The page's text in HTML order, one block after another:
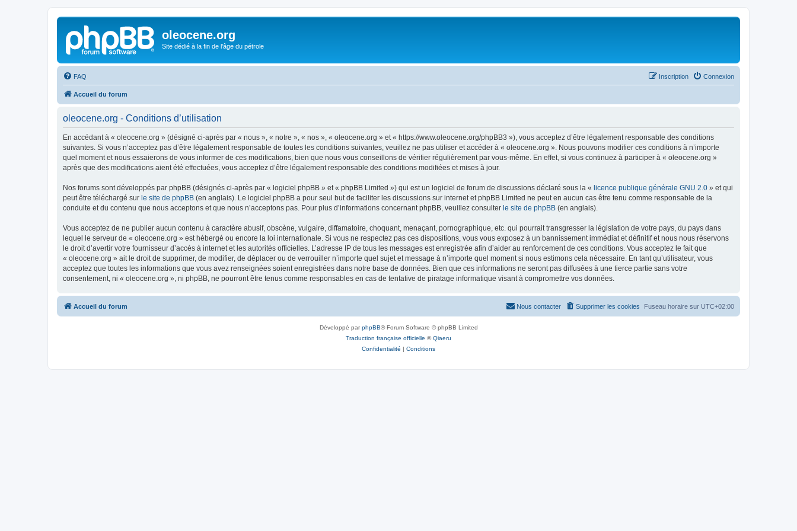
oleocene.org
Site dédié à la fin de l'âge du pétrole
FAQ Connexion
Inscription
Accueil du forum
oleocene.org - Conditions d’utilisation
En accédant à « oleocene.org » (désigné ci-après par « nous », « notre », « nos », « oleocene.org » et « https://www.oleocene.org/phpBB3 »), vous acceptez d’être légalement responsable des conditions
suivantes. Si vous n’acceptez pas d’être légalement responsable de toutes les conditions suivantes, veuillez ne pas utiliser et accéder à « oleocene.org ». Nous pouvons modifier ces conditions à n’importe
quel moment et nous essaierons de vous informer de ces modifications, bien que nous vous conseillons de vérifier régulièrement par vous-même. En effet, si vous continuez à participer à « oleocene.org »
après que des modifications aient été effectuées, vous acceptez d’être légalement responsable des conditions modifiées et mises à jour.
Nos forums sont développés par phpBB (désignés ci-après par « logiciel phpBB » et « phpBB Limited ») qui est un logiciel de forum de discussions déclaré sous la « licence publique générale GNU 2.0 » et qui
peut être téléchargé sur le site de phpBB (en anglais). Le logiciel phpBB a pour seul but de faciliter les discussions sur internet et phpBB Limited ne peut en aucun cas être tenu comme responsable de la
conduite et du contenu que nous acceptons et que nous n’acceptons pas. Pour plus d’informations concernant phpBB, veuillez consulter le site de phpBB (en anglais).
Vous acceptez de ne publier aucun contenu à caractère abusif, obscène, vulgaire, diffamatoire, choquant, menaçant, pornographique, etc. qui pourrait transgresser la législation de votre pays, du pays dans
lequel le serveur de « oleocene.org » est hébergé ou encore la loi internationale. Si vous ne respectez pas ces dispositions, vous vous exposez à un bannissement immédiat et définitif et nous nous réservons
le droit d’avertir votre fournisseur d’accès à internet et les autorités officielles. L’adresse IP de tous les messages est enregistrée afin d’aider au renforcement de ces conditions. Vous acceptez le fait que
« oleocene.org » ait le droit de supprimer, de modifier, de déplacer ou de verrouiller n’importe quel sujet et message à n’importe quel moment si nous estimons cela nécessaire. En tant qu’utilisateur, vous
acceptez que toutes les informations que vous avez renseignées soient enregistrées dans notre base de données. Bien que ces informations ne seront pas diffusées à une tierce partie sans votre
consentement, ni « oleocene.org », ni phpBB, ne pourront être tenus comme responsables en cas de tentative de piratage informatique visant à compromettre vos données.
Accueil du forum Fuseau horaire sur UTC+02:00
Supprimer les cookies
Nous contacter
Développé parphpBB® Forum Software © phpBB Limited
Traduction française officielle ©Qiaeru
Confidentialité | Conditions